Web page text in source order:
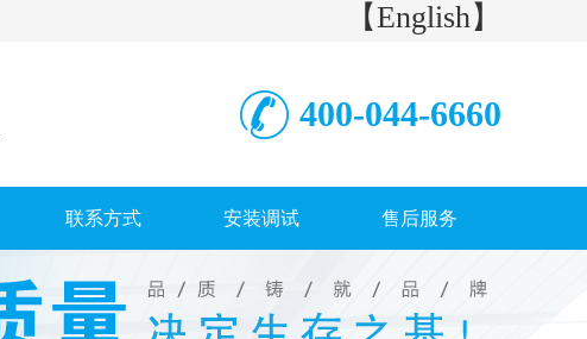
【English】
400-044-6660
联系方式 安装调试 售后服务